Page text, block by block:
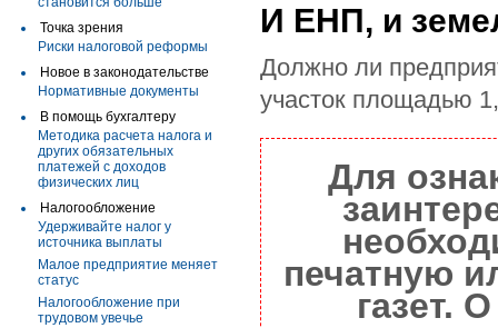
Точка зрения
Риски налоговой реформы
Новое в законодательстве
Нормативные документы
В помощь бухгалтеру
Методика расчета налога и
других обязательных
платежей с доходов
физических лиц
Налогообложение
Удерживайте налог у
источника выплаты
Малое предприятие меняет
статус
Налогообложение при
трудовом увечье
И ЕНП, и
Должно ли
участок площадью
Для
печатную
газет.